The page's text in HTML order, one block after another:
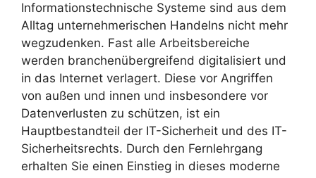
Informationstechnische Systeme sind aus dem
Alltag unternehmerischen Handelns nicht mehr
wegzudenken. Fast alle Arbeitsbereiche
werden branchenübergreifend digitalisiert und
in das Internet verlagert. Diese vor Angriffen
von außen und innen und insbesondere vor
Datenverlusten zu schützen, ist ein
Hauptbestandteil der IT-Sicherheit und des IT-
Sicherheitsrechts. Durch den Fernlehrgang
erhalten Sie einen Einstieg in dieses moderne